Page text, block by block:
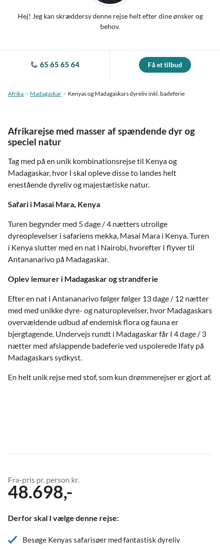
Hej! Jeg kan skræddersy denne rejse helt efter dine ønsker og
behov.
65 65 65 64 Få et tilbud
Afrika Madagaskar Kenyas og Madagaskars dyreliv inkl. badeferie
Afrikarejse med masser af spændende dyr og
speciel natur
Tag med på en unik kombinationsrejse til Kenya og
Madagaskar, hvor I skal opleve disse to landes helt
enestående dyreliv og majestætiske natur.
Safari i Masai Mara, Kenya
Turen begynder med 5 dage / 4 nætters utrolige
dyreoplevelser i safariens mekka, Masai Mara i Kenya. Turen
i Kenya slutter med en nat i Nairobi, hvorefter I flyver til
Antananarivo på Madagaskar.
Oplev lemurer i Madagaskar og strandferie
Efter en nat i Antananarivo følger følger 13 dage / 12 nætter
med med unikke dyre- og naturoplevelser, hvor Madagaskars
overvældende udbud af endemisk flora og fauna er
bjergtagende. Undervejs rundt i Madagaskar får I 4 dage / 3
nætter med afslappende badeferie ved uspolerede Ifaty på
Madagaskars sydkyst.
En helt unik rejse med stof, som kun drømmerejser er gjort af.
Fra-pris pr. person kr.
48.698,-
Derfor skal I vælge denne rejse:
Besøge Kenyas safarisøer med fantastisk dyreliv